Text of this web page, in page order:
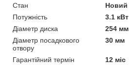
Стан
Новий
Потужність
3.1 кВт
Діаметр диска
254 мм
Діаметр посадкового
отвору
30 мм
Гарантійний термін 12 міс